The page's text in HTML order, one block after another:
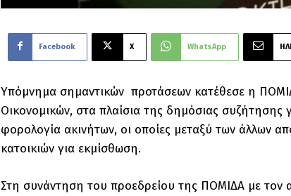
Facebook X WhatsApp
Υπόμνημα σημαντικών προτάσεων κατέθεσε η
Οικονομικών, στα πλαίσια της δημόσιας συζήτησης
φορολογία ακινήτων, οι οποίες μεταξύ των άλλων
κατοικιών για εκμίσθωση.
Στη συνάντηση του προεδρείου της ΠΟΜΙΔΑ με τον